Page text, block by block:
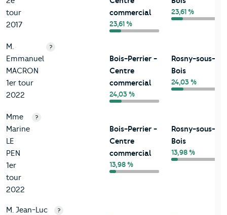
tour
2017
commercial
23,61 %
23,61 %
M.
Emmanuel
MACRON
1er tour
2022
?
Bois-Perrier -
Centre
commercial
24,03 %
Rosny-sous-
Bois
24,03 %
Mme
Marine
LE
PEN
1er
tour
2022
?
Bois-Perrier -
Centre
commercial
13,98 %
Rosny-sous-
Bois
13,98 %
M. Jean-Luc
?